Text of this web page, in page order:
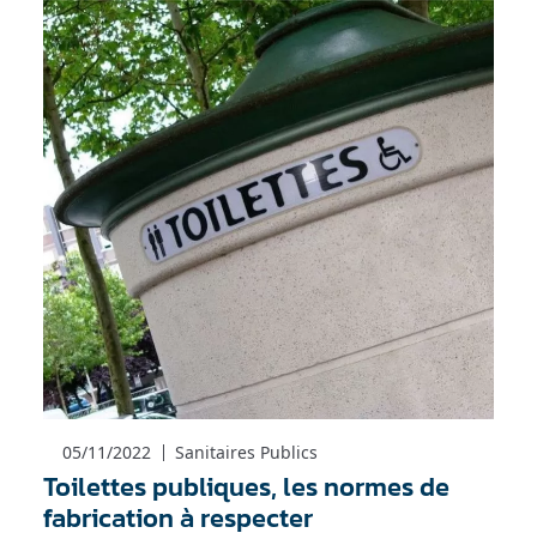
05/11/2022 Sanitaires Publics
Toilettes publiques, les normes de
fabrication à respecter